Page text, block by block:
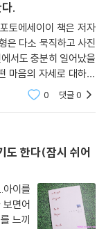
.
토에세이이 책은 저자
은 다소 묵직하고 사진
서도 충분히 일어났을
마음의 자세로 대하느
본시 내 것이 아니었으
0 댓글0
도 한다(잠시 쉬어
이를
면어
느끼